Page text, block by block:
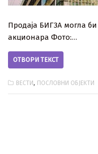
Продаја БИГЗА могла
акционара Фото:…
ОТВОРИ ТЕКСТ
ВЕСТИ, ПОСЛОВНИ ОБЈЕКТИ